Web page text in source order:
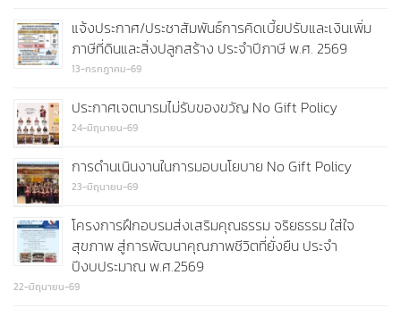
แจ้งประกาศ/ประชาสัมพันธ์การคิดเบี้ยปรับและเงินเพิ่ม
ภาษีที่ดินและสิ่งปลูกสร้าง ประจำปีภาษี พ.ศ. 2569
13-กรกฎาคม-69
ประกาศเจตนารมไม่รับของขวัญ No Gift Policy
24-มิถุนายน-69
การดำนเนินงานในการมอบนโยบาย No Gift Policy
23-มิถุนายน-69
โครงการฝึกอบรมส่งเสริมคุณธรรม จริยธรรม ใส่ใจ
สุขภาพ สู่การพัฒนาคุณภาพชีวิตที่ยั่งยืน ประจำ
ปีงบประมาณ พ.ศ.2569
22-มิถุนายน-69